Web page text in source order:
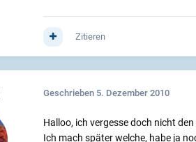
Zitieren
Geschrieben 5. Dezember 2010
Halloo, ich vergesse doch nicht
Ich mach später welche, habe ja